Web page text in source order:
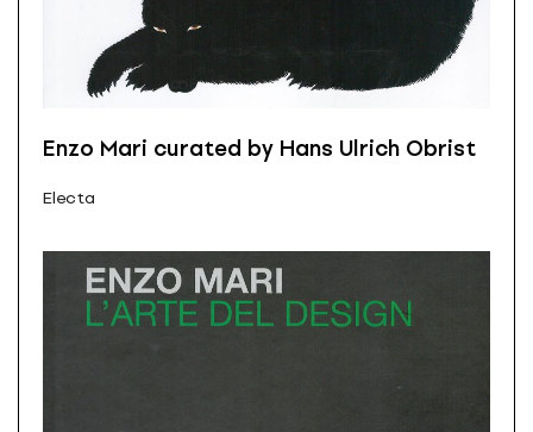
Enzo Mari curated by Hans Ulrich Obrist
Electa